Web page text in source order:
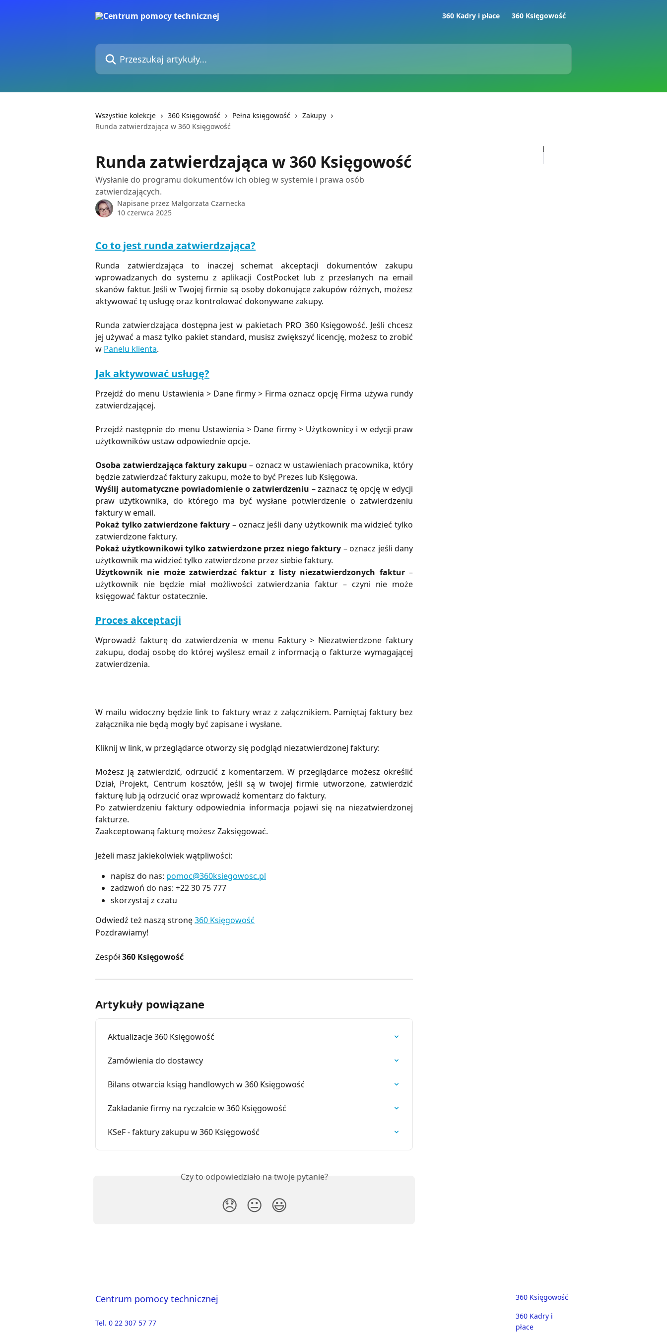
360 Kadry i płace 360 Księgowość
Przeszukaj artykuły...
Wszystkie kolekcje 360 Księgowość Pełna księgowość
Zakupy
Runda zatwierdzająca w 360 Księgowość
Runda zatwierdzająca w 360 Księgowość
Wysłanie do programu dokumentów ich obieg w systemie i prawa osób
zatwierdzających.
Napisane przez Małgorzata Czarnecka
10 czerwca 2025
Co to jest runda zatwierdzająca?
Runda zatwierdzająca to inaczej schemat akceptacji dokumentów zakupu
wprowadzanych do systemu z aplikacji CostPocket lub z przesłanych na email
skanów faktur. Jeśli w Twojej firmie są osoby dokonujące zakupów różnych, możesz
aktywować tę usługę oraz kontrolować dokonywane zakupy.
Runda zatwierdzająca dostępna jest w pakietach PRO 360 Księgowość. Jeśli chcesz
jej używać a masz tylko pakiet standard, musisz zwiększyć licencję, możesz to zrobić
w Panelu klienta.
Jak aktywować usługę?
Przejdź do menu Ustawienia > Dane firmy > Firma oznacz opcję Firma używa rundy
zatwierdzającej.
Przejdź następnie do menu Ustawienia > Dane firmy > Użytkownicy i w edycji praw
użytkowników ustaw odpowiednie opcje.
Osoba zatwierdzająca faktury zakupu – oznacz w ustawieniach pracownika, który
będzie zatwierdzać faktury zakupu, może to być Prezes lub Księgowa.
Wyślij automatyczne powiadomienie o zatwierdzeniu – zaznacz tę opcję w edycji
praw użytkownika, do którego ma być wysłane potwierdzenie o zatwierdzeniu
faktury w email.
Pokaż tylko zatwierdzone faktury – oznacz jeśli dany użytkownik ma widzieć tylko
zatwierdzone faktury.
Pokaż użytkownikowi tylko zatwierdzone przez niego faktury – oznacz jeśli dany
użytkownik ma widzieć tylko zatwierdzone przez siebie faktury.
Użytkownik nie może zatwierdzać faktur z listy niezatwierdzonych faktur–
użytkownik nie będzie miał możliwości zatwierdzania faktur – czyni nie może
księgować faktur ostatecznie.
Proces akceptacji
Wprowadź fakturę do zatwierdzenia w menu Faktury > Niezatwierdzone faktury
zakupu, dodaj osobę do której wyślesz email z informacją o fakturze wymagającej
zatwierdzenia.
W mailu widoczny będzie link to faktury wraz z załącznikiem. Pamiętaj faktury bez
załącznika nie będą mogły być zapisane i wysłane.
Kliknij w link, w przeglądarce otworzy się podgląd niezatwierdzonej faktury:
Możesz ją zatwierdzić, odrzucić z komentarzem. W przeglądarce możesz określić
Dział, Projekt, Centrum kosztów, jeśli są w twojej firmie utworzone, zatwierdzić
fakturę lub ją odrzucić oraz wprowadź komentarz do faktury.
Po zatwierdzeniu faktury odpowiednia informacja pojawi się na niezatwierdzonej
fakturze.
Zaakceptowaną fakturę możesz Zaksięgować.
Jeżeli masz jakiekolwiek wątpliwości:
napisz do nas: pomoc@360ksiegowosc.pl
zadzwoń do nas: +22 30 75 777
skorzystaj z czatu
Odwiedź też naszą stronę360 Księgowość
Pozdrawiamy!
Zespół360 Księgowość
Artykuły powiązane
Aktualizacje 360 Księgowość
Zamówienia do dostawcy
Bilans otwarcia ksiąg handlowych w 360 Księgowość
Zakładanie firmy na ryczałcie w 360 Księgowość
KSeF - faktury zakupu w 360 Księgowość
Czy to odpowiedziało na twoje pytanie?
😞 😐 😃
Centrum pomocy technicznej
Tel. 0 22 307 57 77
360 Księgowość
360 Kadry i
płace